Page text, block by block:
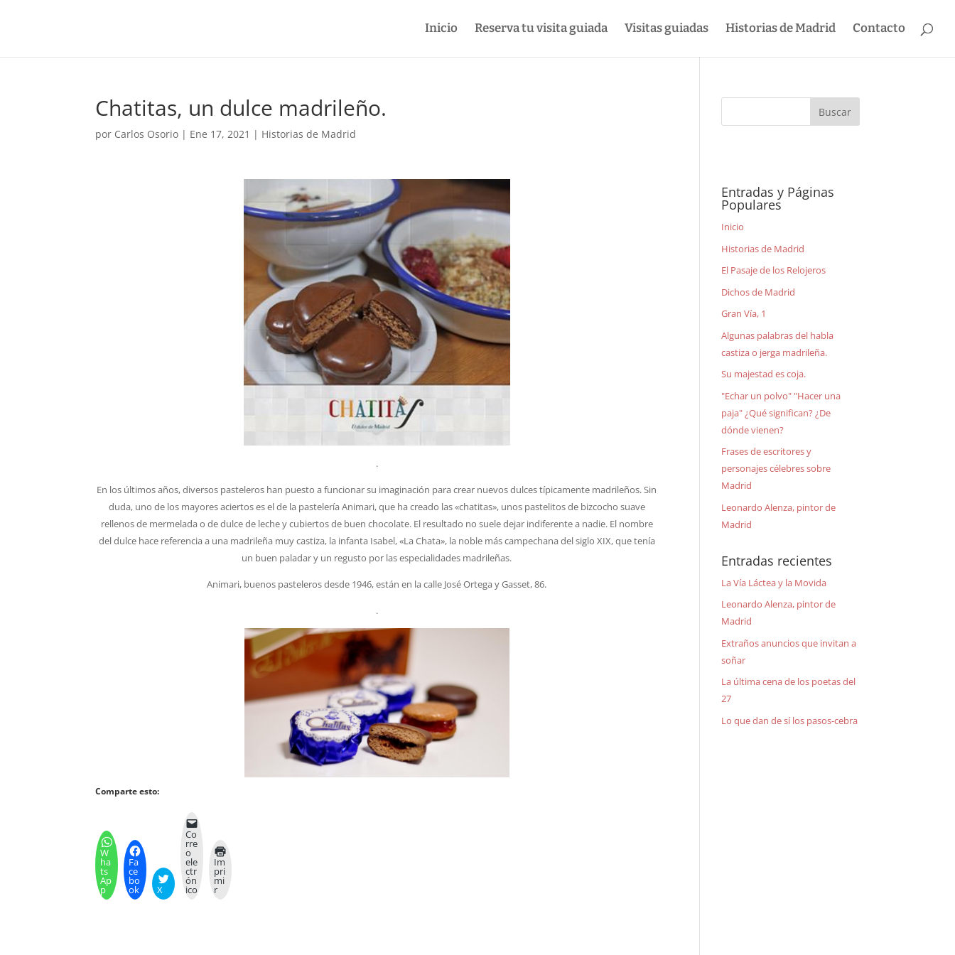
Inicio Reserva tu visita guiada Visitas guiadas Historias de Madrid Contacto
Chatitas, un dulce madrileño.
por Carlos Osorio | Ene 17, 2021 | Historias de Madrid
.
En los últimos años, diversos pasteleros han puesto a funcionar su imaginación para crear nuevos dulces típicamente madrileños. Sin
duda, uno de los mayores aciertos es el de la pastelería Animari, que ha creado las «chatitas», unos pastelitos de bizcocho suave
rellenos de mermelada o de dulce de leche y cubiertos de buen chocolate. El resultado no suele dejar indiferente a nadie. El nombre
del dulce hace referencia a una madrileña muy castiza, la infanta Isabel, «La Chata», la noble más campechana del siglo XIX, que tenía
un buen paladar y un regusto por las especialidades madrileñas.
Animari, buenos pasteleros desde 1946, están en la calle José Ortega y Gasset, 86.
.
Comparte esto:
W
ha
ts
Ap
p
Fa
ce
bo
ok X
Co
rre
o
ele
ctr
ón
ico
Im
pri
mi
r
Entradas y Páginas
Populares
Inicio
Historias de Madrid
El Pasaje de los Relojeros
Dichos de Madrid
Gran Vía, 1
Algunas palabras del habla
castiza o jerga madrileña.
Su majestad es coja.
"Echar un polvo" "Hacer una
paja" ¿Qué significan? ¿De
dónde vienen?
Frases de escritores y
personajes célebres sobre
Madrid
Leonardo Alenza, pintor de
Madrid
Entradas recientes
La Vía Láctea y la Movida
Leonardo Alenza, pintor de
Madrid
Extraños anuncios que invitan a
soñar
La última cena de los poetas del
27
Lo que dan de sí los pasos-cebra